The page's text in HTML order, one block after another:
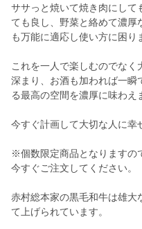
ササっと焼いて焼き肉にして
ても良し、野菜と絡めて濃
も万能に適応し使い方に困り
これを一人で楽しむのでなく
深まり、お酒も加われば一瞬
る最高の空間を濃厚に味わえ
今すぐ計画して大切な人に幸
※個数限定商品となりますの
今すぐご注文してください。
赤村総本家の黒毛和牛は雄大
て上げられています。